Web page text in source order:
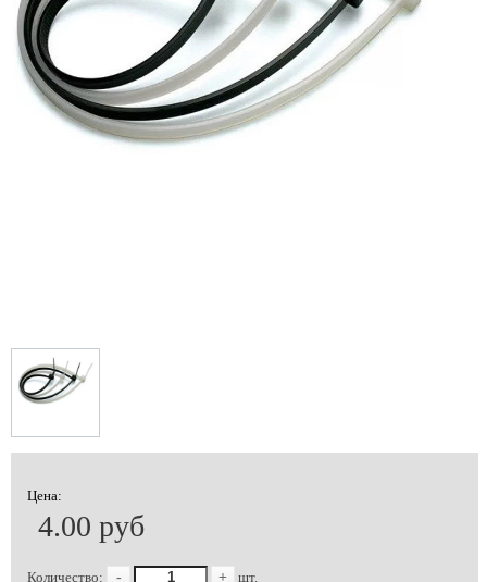
Цена:
4.00 руб
Количество: - + шт.